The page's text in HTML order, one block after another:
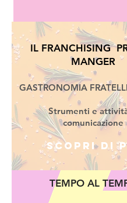
Scopri di
IL FRANCHISING
MANGER
GASTRONOMIA
Strumenti e
comunicazione
TEMPO AL